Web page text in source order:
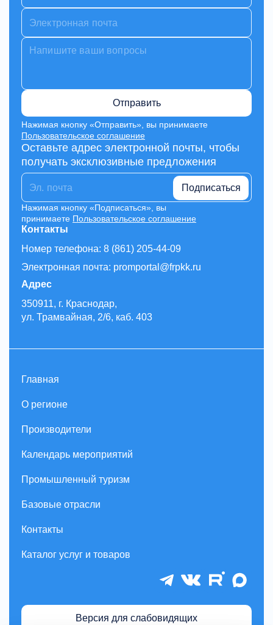
Контакты
Номер телефона: 8 (861) 205-44-09
Электронная почта: promportal@frpkk.ru
Адрес
350911, г. Краснодар,
ул. Трамвайная, 2/6, каб. 403
Отправить
Нажимая кнопку «Отправить», вы принимаете
Пользовательское соглашение
Оставьте адрес электронной почты, чтобы
получать эксклюзивные предложения
Подписаться
Нажимая кнопку «Подписаться», вы
принимаете Пользовательское соглашение
Главная
О регионе
Производители
Календарь мероприятий
Промышленный туризм
Базовые отрасли
Контакты
Каталог услуг и товаров
Версия для слабовидящих